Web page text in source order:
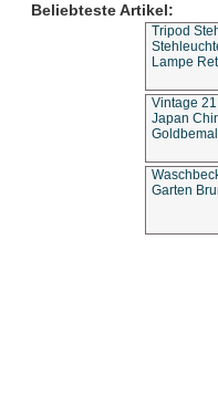
Beliebteste Artikel:
Tripod
Lampe
Vintage
Japan
Garten